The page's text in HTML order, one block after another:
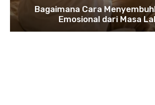
Bagaimana Cara
Emosional dari Masa